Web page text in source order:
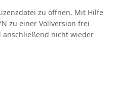
zu öffnen. Mit Hilfe
zu einer Vollversion frei
anschließend nicht wieder